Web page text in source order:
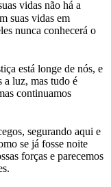
vidas não há a
suas vidas em
nunca conhecerá o
está longe de nós, e
a luz, mas tudo é
continuamos
segurando aqui e
se já fosse noite
forças e parecemos